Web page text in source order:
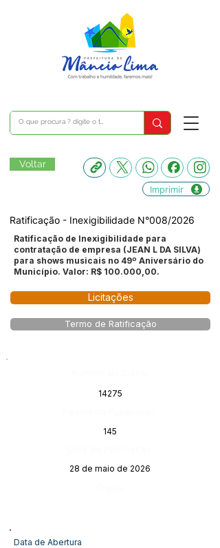
Voltar
Imprimir
Ratificação - Inexigibilidade N°008/2026
Ratificação de Inexigibilidade para
contratação de empresa (JEAN L DA SILVA)
para shows musicais no 49º Aniversário do
Município. Valor: R$ 100.000,00.
Licitações
Termo de Ratificação
14275
145
28 de maio de 2026
Data de Abertura